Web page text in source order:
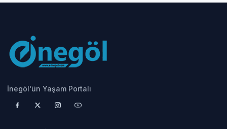
İnegöl'ün Yaşam Portalı